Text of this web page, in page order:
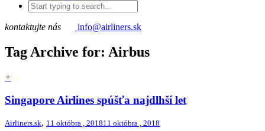
kontaktujte nás info@airliners.sk
Tag Archive for: Airbus
+
Singapore Airlines spúšťa najdlhší let
Airliners.sk, 11 októbra , 201811 októbra , 2018